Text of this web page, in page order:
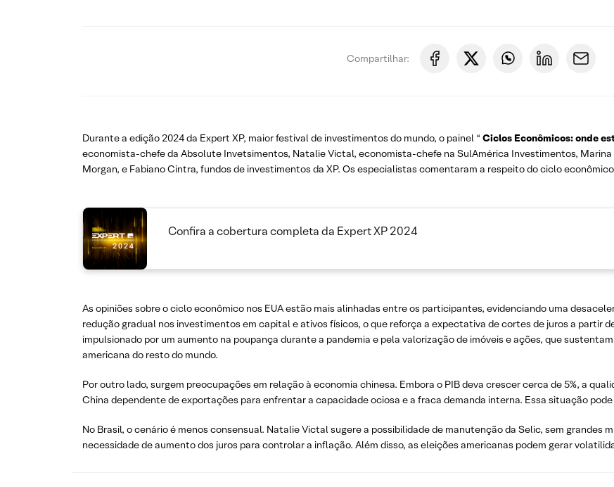
Compartilhar:
Durante a edição 2024 da Expert XP, maior festival de investimentos do mundo, o painel “ Ciclos Econômicos: onde
economista-chefe da Absolute Invetsimentos, Natalie Victal, economista-chefe na SulAmérica Investimentos,
Morgan, e Fabiano Cintra, fundos de investimentos da XP. Os especialistas comentaram a respeito do ciclo econômico
Confira a cobertura completa da Expert XP 2024
As opiniões sobre o ciclo econômico nos EUA estão mais alinhadas entre os participantes, evidenciando uma
redução gradual nos investimentos em capital e ativos físicos, o que reforça a expectativa de cortes de juros a partir
impulsionado por um aumento na poupança durante a pandemia e pela valorização de imóveis e ações, que
americana do resto do mundo.
Por outro lado, surgem preocupações em relação à economia chinesa. Embora o PIB deva crescer cerca de 5%, a
China dependente de exportações para enfrentar a capacidade ociosa e a fraca demanda interna. Essa situação
No Brasil, o cenário é menos consensual. Natalie Victal sugere a possibilidade de manutenção da Selic, sem grandes
necessidade de aumento dos juros para controlar a inflação. Além disso, as eleições americanas podem gerar